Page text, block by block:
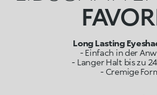
Long Lasting
- Einfach in der
- Langer Halt bis zu
- Cremige